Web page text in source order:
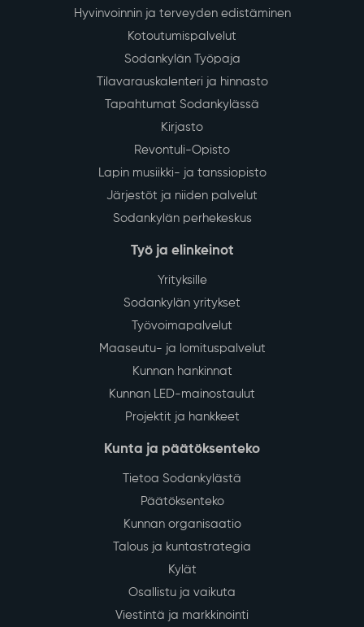
Hyvinvoinnin ja terveyden edistäminen
Kotoutumispalvelut
Sodankylän Työpaja
Tilavarauskalenteri ja hinnasto
Tapahtumat Sodankylässä
Kirjasto
Revontuli-Opisto
Lapin musiikki- ja tanssiopisto
Järjestöt ja niiden palvelut
Sodankylän perhekeskus
Työ ja elinkeinot
Yrityksille
Sodankylän yritykset
Työvoimapalvelut
Maaseutu- ja lomituspalvelut
Kunnan hankinnat
Kunnan LED-mainostaulut
Projektit ja hankkeet
Kunta ja päätöksenteko
Tietoa Sodankylästä
Päätöksenteko
Kunnan organisaatio
Talous ja kuntastrategia
Kylät
Osallistu ja vaikuta
Viestintä ja markkinointi